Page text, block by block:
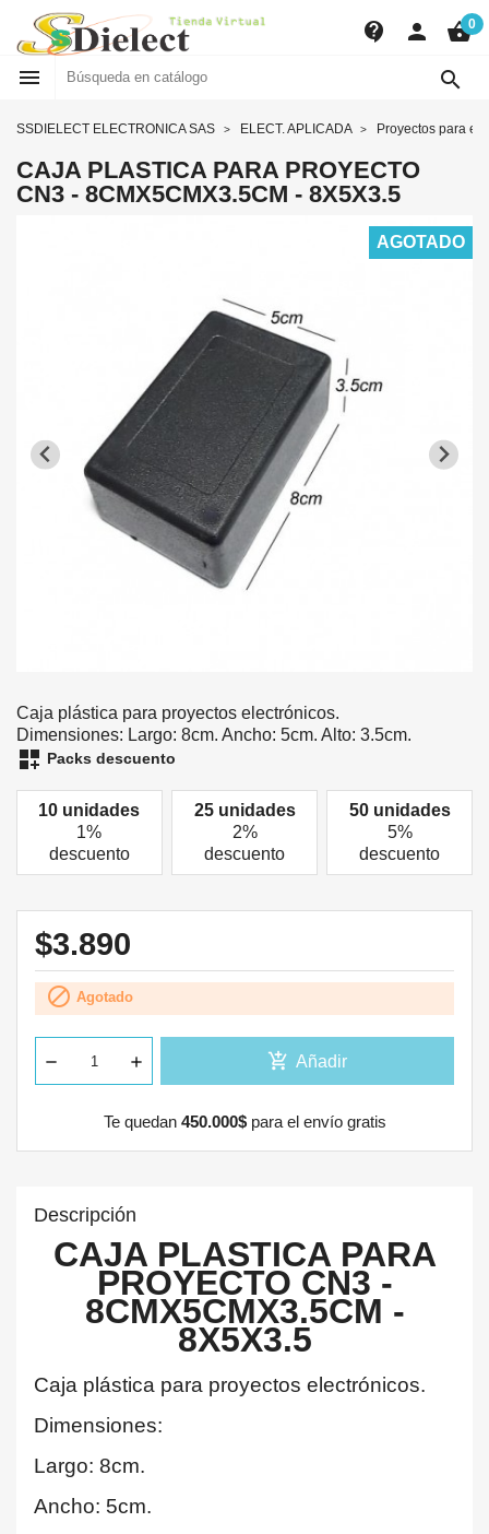
contact_support person shopping_basket0
 
SSDIELECT ELECTRONICA SAS ELECT. APLICADA Proyectos para
CAJA PLASTICA PARA PROYECTO
CN3 - 8CMX5CMX3.5CM - 8X5X3.5
AGOTADO
Caja plástica para proyectos electrónicos.
Dimensiones: Largo: 8cm. Ancho: 5cm. Alto: 3.5cm.
dashboard_customize Packs descuento
10 unidades
1%
descuento
25 unidades
2%
descuento
50 unidades
5%
descuento
$3.890
 Agotado
add_shopping_cart Añadir
Te quedan 450.000$para el envío gratis
Descripción
CAJA PLASTICA PARA
PROYECTO CN3 -
8CMX5CMX3.5CM -
8X5X3.5
Caja plástica para proyectos electrónicos.
Dimensiones:
Largo: 8cm.
Ancho: 5cm.